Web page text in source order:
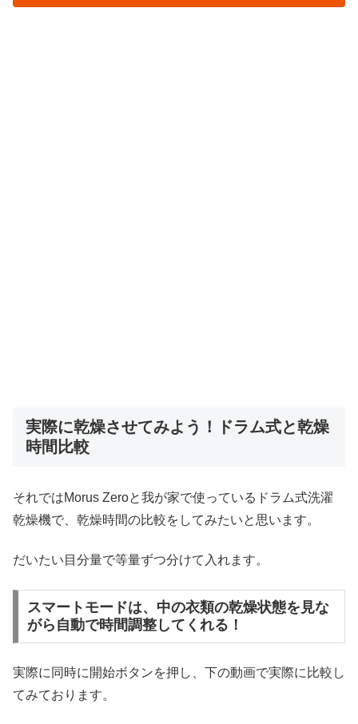
実際に乾燥させてみよう！ドラム式と乾燥
時間比較
それではMorus Zeroと我が家で使っているドラム式洗濯
乾燥機で、乾燥時間の比較をしてみたいと思います。
だいたい目分量で等量ずつ分けて入れます。
スマートモードは、中の衣類の乾燥状態を見な
がら自動で時間調整してくれる！
実際に同時に開始ボタンを押し、下の動画で実際に比較し
てみております。